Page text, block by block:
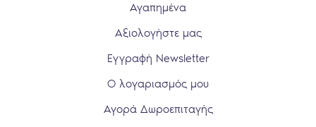
Αγαπημένα
Αξιολογήστε μας
Εγγραφή Newsletter
Ο λογαριασμός μου
Αγορά Δωροεπιταγής